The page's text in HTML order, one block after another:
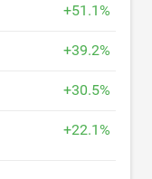
+51.1%
+39.2%
+30.5%
+22.1%